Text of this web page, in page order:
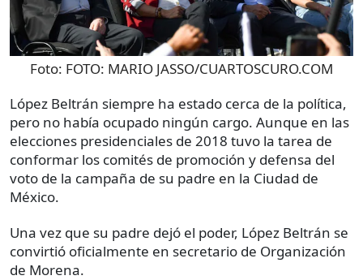
Foto: FOTO: MARIO JASSO/CUARTOSCURO.COM
López Beltrán siempre ha estado cerca de la política,
pero no había ocupado ningún cargo. Aunque en las
elecciones presidenciales de 2018 tuvo la tarea de
conformar los comités de promoción y defensa del
voto de la campaña de su padre en la Ciudad de
México.
Una vez que su padre dejó el poder, López Beltrán se
convirtió oficialmente en secretario de Organización
de Morena.